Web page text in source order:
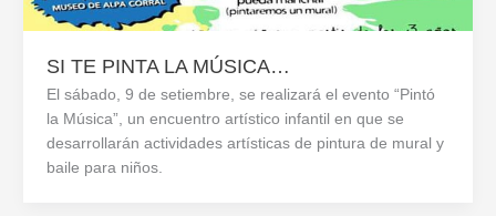
SI TE PINTA LA MÚSICA…
El sábado, 9 de setiembre, se realizará el evento “Pintó
la Música”, un encuentro artístico infantil en que se
desarrollarán actividades artísticas de pintura de mural y
baile para niños.